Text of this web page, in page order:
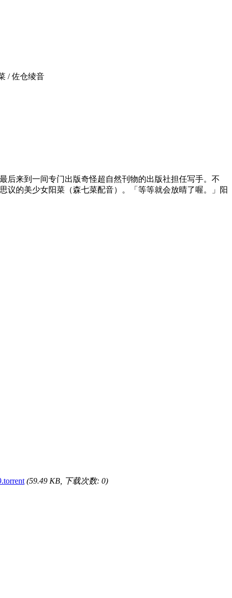
/ 佐仓绫音
来到一间专门出版奇怪超自然刊物的出版社担任写手。不
议的美少女阳菜（森七菜配音）。「等等就会放晴了喔。」阳
(59.49 KB, 下载次数: 0)